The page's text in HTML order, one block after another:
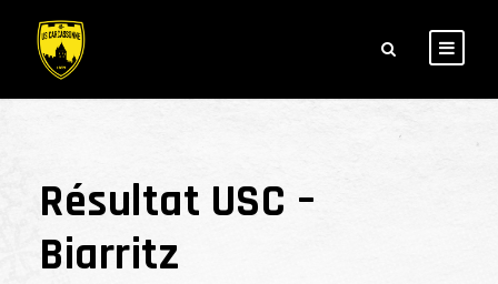
Résultat USC –
Biarritz